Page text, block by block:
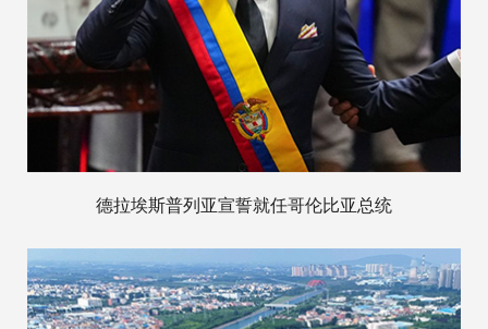
德拉埃斯普列亚宣誓就任哥伦比亚总统